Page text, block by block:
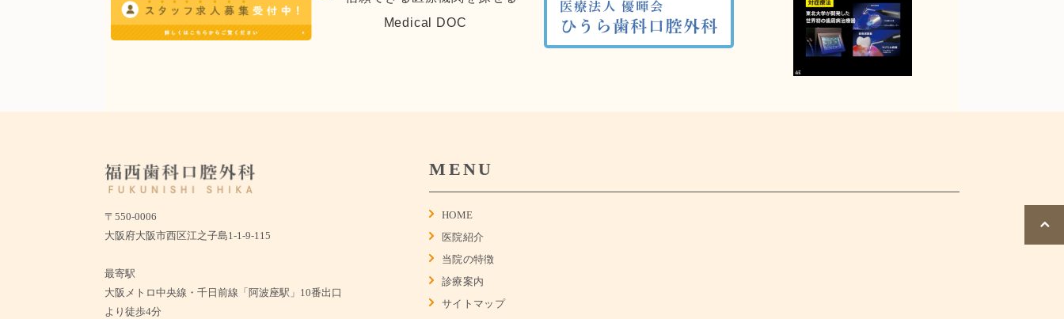
〒550-0006
大阪府大阪市西区江之子島1-1-9-115
最寄駅
大阪メトロ中央線・千日前線「阿波座駅」10番出口
より徒歩4分
MENU
HOME
医院紹介
当院の特徴
診療案内
サイトマップ